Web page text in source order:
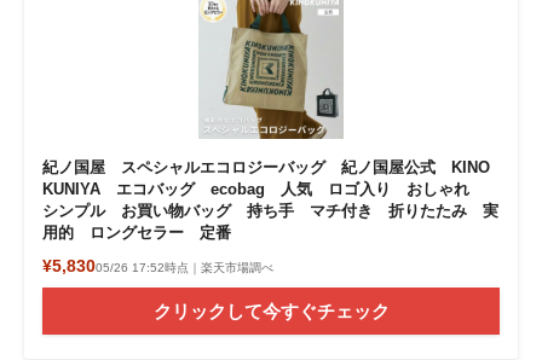
紀ノ国屋 スペシャルエコロジーバッグ 紀ノ国屋公式 KINO
KUNIYA エコバッグ ecobag 人気 ロゴ入り おしゃれ
シンプル お買い物バッグ 持ち手 マチ付き 折りたたみ 実
用的 ロングセラー 定番
¥5,83005/26 17:52時点｜楽天市場調べ
クリックして今すぐチェック